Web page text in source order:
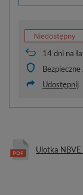
14dni na
Udostępnij
Ulotka NBVE